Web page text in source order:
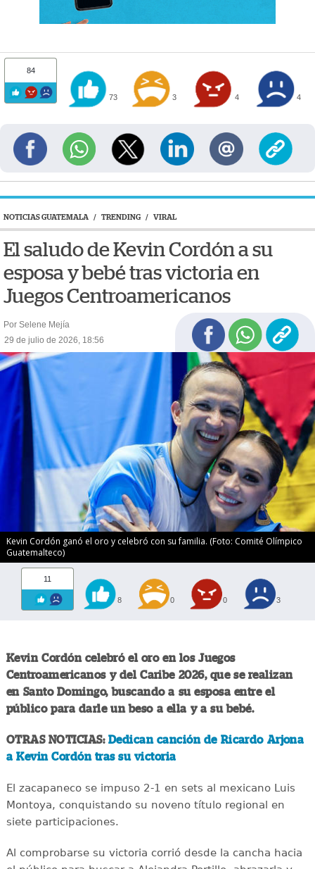
84
73 3 4 4
NOTICIAS GUATEMALA / TRENDING / VIRAL
El saludo de Kevin Cordón a su
esposa y bebé tras victoria en
Juegos Centroamericanos
Por Selene Mejía
29 de julio de 2026, 18:56
Kevin Cordón ganó el oro y celebró con su familia. (Foto: Comité Olímpico
Guatemalteco)
11
8 0 0 3
Kevin Cordón celebró el oro en los Juegos
Centroamericanos y del Caribe 2026, que se realizan
en Santo Domingo, buscando a su esposa entre el
público para darle un beso a ella y a su bebé.
OTRAS NOTICIAS: Dedican canción de Ricardo Arjona
a Kevin Cordón tras su victoria
El zacapaneco se impuso 2-1 en sets al mexicano Luis
Montoya, conquistando su noveno título regional en
siete participaciones.
Al comprobarse su victoria corrió desde la cancha hacia